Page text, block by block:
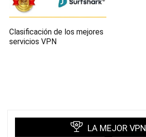
Clasificación de los mejores
servicios VPN
LA MEJOR VPN